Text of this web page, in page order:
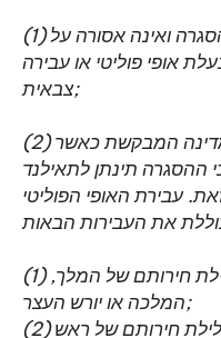
(1) כאשר מדובר בעבירה הניתנת להסגרה ואינה אסורה על
אופי פוליטי או עבירה
צבאית;
(2) אם אין אמנת הסגרה עם המדינה המבקשת כאשר
ההסגרה תינתן לתאילנד
עבירת האופי הפוליטי
(1) רצח, גרימת נזק גופני או שלילת חירותם של המלך,
המלכה או יורש העצר;
(2) רצח, גרימת נזק גופני או שלילת חירותם של ראש